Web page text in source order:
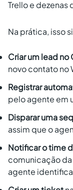
Trello e
Na prática, isso
Criar um lead no
novo contato no
Registrar
pelo agente em
Disparar uma
assim que o
Notificar o time
comunicação da
agente